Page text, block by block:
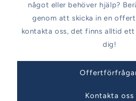
något eller behöver hjälp?
genom att skicka in en
kontakta oss, det finns alltid
dig!
Kontakta oss